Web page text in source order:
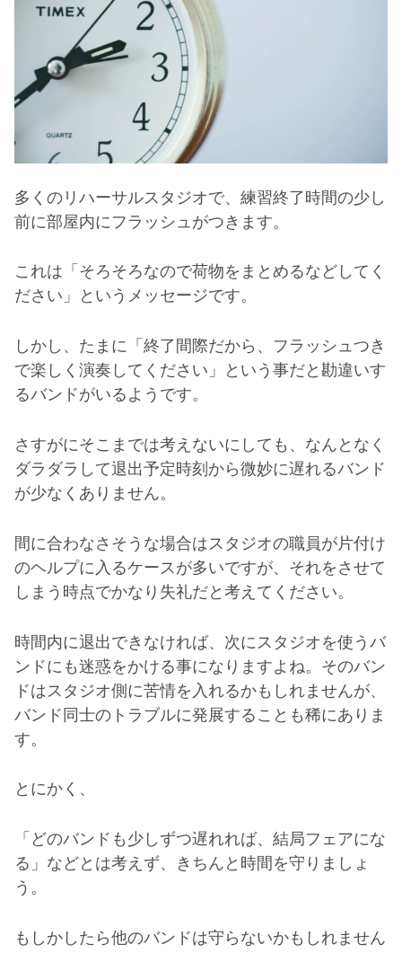
多くのリハーサルスタジオで、練習終了時間の少し
前に部屋内にフラッシュがつきます。
これは「そろそろなので荷物をまとめるなどしてく
ださい」というメッセージです。
しかし、たまに「終了間際だから、フラッシュつき
で楽しく演奏してください」という事だと勘違いす
るバンドがいるようです。
さすがにそこまでは考えないにしても、なんとなく
ダラダラして退出予定時刻から微妙に遅れるバンド
が少なくありません。
間に合わなさそうな場合はスタジオの職員が片付け
のヘルプに入るケースが多いですが、それをさせて
しまう時点でかなり失礼だと考えてください。
時間内に退出できなければ、次にスタジオを使うバ
ンドにも迷惑をかける事になりますよね。そのバン
ドはスタジオ側に苦情を入れるかもしれませんが、
バンド同士のトラブルに発展することも稀にありま
す。
とにかく、
「どのバンドも少しずつ遅れれば、結局フェアにな
る」などとは考えず、きちんと時間を守りましょ
う。
もしかしたら他のバンドは守らないかもしれません